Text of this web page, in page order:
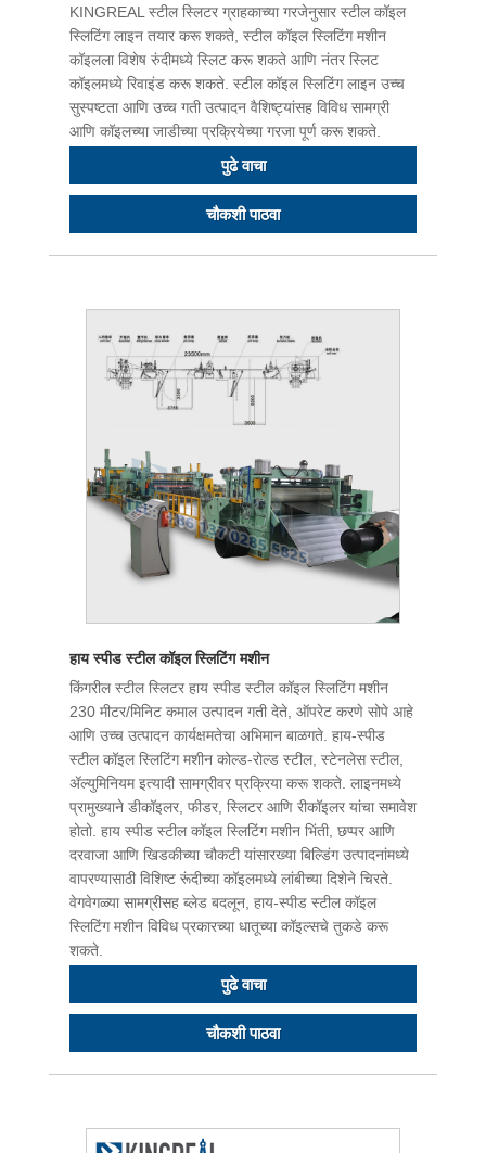
KINGREAL स्टील स्लिटर ग्राहकाच्या गरजेनुसार स्टील कॉइल
स्लिटिंग लाइन तयार करू शकते, स्टील कॉइल स्लिटिंग मशीन
कॉइलला विशेष रुंदीमध्ये स्लिट करू शकते आणि नंतर स्लिट
कॉइलमध्ये रिवाइंड करू शकते. स्टील कॉइल स्लिटिंग लाइन उच्च
सुस्पष्टता आणि उच्च गती उत्पादन वैशिष्ट्यांसह विविध सामग्री
आणि कॉइलच्या जाडीच्या प्रक्रियेच्या गरजा पूर्ण करू शकते.
पुढे वाचा
चौकशी पाठवा
हाय स्पीड स्टील कॉइल स्लिटिंग मशीन
किंगरील स्टील स्लिटर हाय स्पीड स्टील कॉइल स्लिटिंग मशीन
230 मीटर/मिनिट कमाल उत्पादन गती देते, ऑपरेट करणे सोपे आहे
आणि उच्च उत्पादन कार्यक्षमतेचा अभिमान बाळगते. हाय-स्पीड
स्टील कॉइल स्लिटिंग मशीन कोल्ड-रोल्ड स्टील, स्टेनलेस स्टील,
ॲल्युमिनियम इत्यादी सामग्रीवर प्रक्रिया करू शकते. लाइनमध्ये
प्रामुख्याने डीकॉइलर, फीडर, स्लिटर आणि रीकॉइलर यांचा समावेश
होतो. हाय स्पीड स्टील कॉइल स्लिटिंग मशीन भिंती, छप्पर आणि
दरवाजा आणि खिडकीच्या चौकटी यांसारख्या बिल्डिंग उत्पादनांमध्ये
वापरण्यासाठी विशिष्ट रूंदीच्या कॉइलमध्ये लांबीच्या दिशेने चिरते.
वेगवेगळ्या सामग्रीसह ब्लेड बदलून, हाय-स्पीड स्टील कॉइल
स्लिटिंग मशीन विविध प्रकारच्या धातूच्या कॉइल्सचे तुकडे करू
शकते.
पुढे वाचा
चौकशी पाठवा